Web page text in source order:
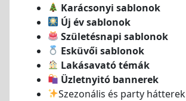
Karácsonyi sablonok
Új év sablonok
Születésnapi sablonok
Esküvői sablonok
Lakásavató témák
Üzletnyitó bannerek
Szezonális és party hátterek